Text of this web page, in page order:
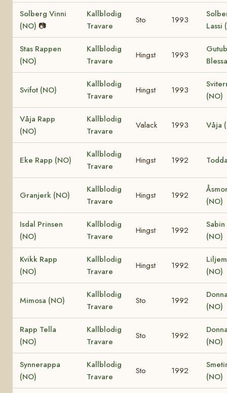
Solberg Vinni
(NO) 📷
Kallblodig
Travare
Sto 1993
Lassi
Stas Rappen
(NO)
Kallblodig
Travare
Hingst 1993
Svifot (NO)
Kallblodig
Travare
Hingst 1993
(NO)
Våja Rapp
(NO)
Kallblodig
Travare
Valack 1993 Våja
Eke Rapp (NO)
Kallblodig
Travare
Hingst 1992
Granjerk (NO)
Kallblodig
Travare
Hingst 1992
(NO)
Isdal Prinsen
(NO)
Kallblodig
Travare
Hingst 1992
Sabin
(NO)
Kvikk Rapp
(NO)
Kallblodig
Travare
Hingst 1992
(NO)
Mimosa (NO)
Kallblodig
Travare
Sto 1992
(NO)
Rapp Tella
(NO)
Kallblodig
Travare
Sto 1992
(NO)
Synnerappa
(NO)
Kallblodig
Travare
Sto 1992
(NO)